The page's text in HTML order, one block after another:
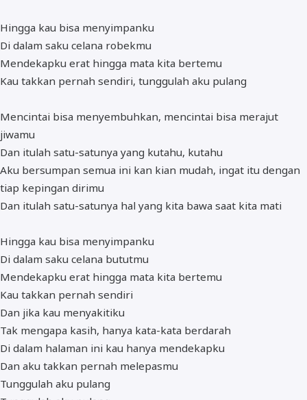
Hingga kau bisa menyimpanku
Di dalam saku celana robekmu
Mendekapku erat hingga mata kita bertemu
Kau takkan pernah sendiri, tunggulah aku pulang
Mencintai bisa menyembuhkan, mencintai bisa merajut
jiwamu
Dan itulah satu-satunya yang kutahu, kutahu
Aku bersumpan semua ini kan kian mudah, ingat itu dengan
tiap kepingan dirimu
Dan itulah satu-satunya hal yang kita bawa saat kita mati
Hingga kau bisa menyimpanku
Di dalam saku celana bututmu
Mendekapku erat hingga mata kita bertemu
Kau takkan pernah sendiri
Dan jika kau menyakitiku
Tak mengapa kasih, hanya kata-kata berdarah
Di dalam halaman ini kau hanya mendekapku
Dan aku takkan pernah melepasmu
Tunggulah aku pulang